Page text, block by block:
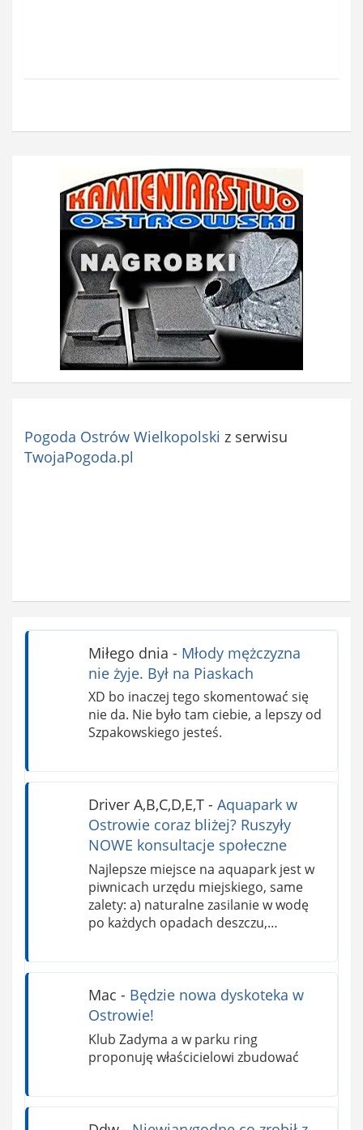
Pogoda Ostrów Wielkopolski z serwisu
TwojaPogoda.pl
Miłego dnia - Młody mężczyzna
nie żyje. Był na Piaskach
XD bo inaczej tego skomentować się
nie da. Nie było tam ciebie, a lepszy od
Szpakowskiego jesteś.
Driver A,B,C,D,E,T- Aquapark w
Ostrowie coraz bliżej? Ruszyły
NOWE konsultacje społeczne
Najlepsze miejsce na aquapark jest w
piwnicach urzędu miejskiego, same
zalety: a) naturalne zasilanie w wodę
po każdych opadach deszczu,…
Mac - Będzie nowa dyskoteka w
Ostrowie!
Klub Zadyma a w parku ring
proponuję właścicielowi zbudować